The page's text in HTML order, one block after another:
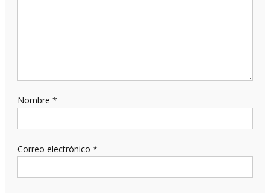
Nombre *
Correo electrónico *